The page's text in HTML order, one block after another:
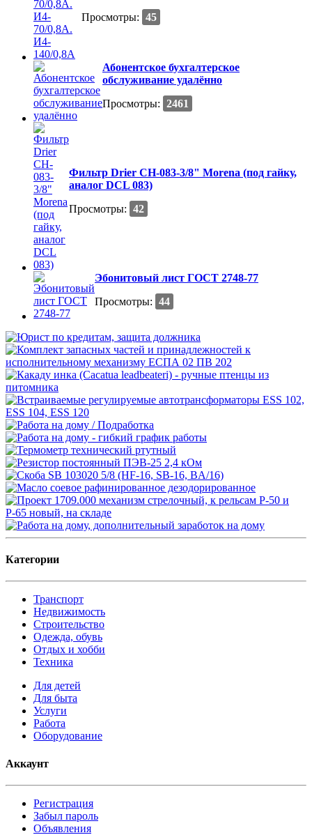
Просмотры: 45
Абонентское бухгалтерское
обслуживание удалённо
Просмотры: 2461
Фильтр Drier CH-083-3/8" Morena (под гайку,
аналог DCL 083)
Просмотры: 42
Эбонитовый лист ГОСТ 2748-77
Просмотры: 44
Категории
Транспорт
Недвижимость
Строительство
Одежда, обувь
Отдых и хобби
Техника
Для детей
Для быта
Услуги
Работа
Оборудование
Аккаунт
Регистрация
Забыл пароль
Объявления